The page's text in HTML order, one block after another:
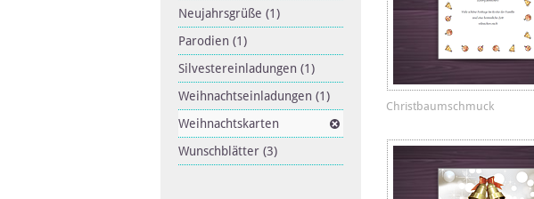
Neujahrsgrüße (1)
Parodien (1)
Silvestereinladungen (1)
Weihnachtseinladungen (1)
Weihnachtskarten
Wunschblätter (3)
Christbaumschmuck